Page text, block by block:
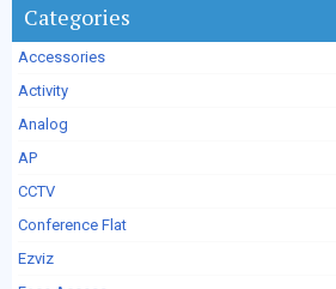
Categories
Accessories
Activity
Analog
AP
CCTV
Conference Flat
Ezviz